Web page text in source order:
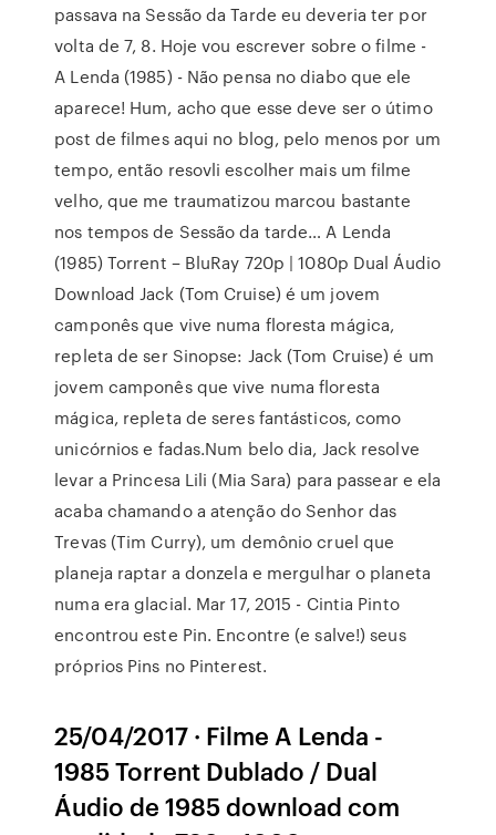
passava na Sessão da Tarde eu deveria ter por
volta de 7, 8. Hoje vou escrever sobre o filme -
A Lenda (1985) - Não pensa no diabo que ele
aparece! Hum, acho que esse deve ser o útimo
post de filmes aqui no blog, pelo menos por um
tempo, então resovli escolher mais um filme
velho, que me traumatizou marcou bastante
nos tempos de Sessão da tarde… A Lenda
(1985) Torrent – BluRay 720p | 1080p Dual Áudio
Download Jack (Tom Cruise) é um jovem
camponês que vive numa floresta mágica,
repleta de ser Sinopse: Jack (Tom Cruise) é um
jovem camponês que vive numa floresta
mágica, repleta de seres fantásticos, como
unicórnios e fadas.Num belo dia, Jack resolve
levar a Princesa Lili (Mia Sara) para passear e ela
acaba chamando a atenção do Senhor das
Trevas (Tim Curry), um demônio cruel que
planeja raptar a donzela e mergulhar o planeta
numa era glacial. Mar 17, 2015 - Cintia Pinto
encontrou este Pin. Encontre (e salve!) seus
próprios Pins no Pinterest.
25/04/2017 · Filme A Lenda -
1985 Torrent Dublado / Dual
Áudio de 1985 download com